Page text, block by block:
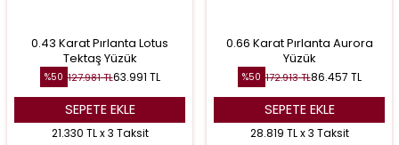
0.43 Karat Pırlanta Lotus
Tektaş Yüzük
%50 127.981TL63.991 TL
SEPETE EKLE
21.330 TL x 3 Taksit
0.66 Karat Pırlanta Aurora
Yüzük
%50 172.913TL86.457 TL
SEPETE EKLE
28.819 TL x 3 Taksit